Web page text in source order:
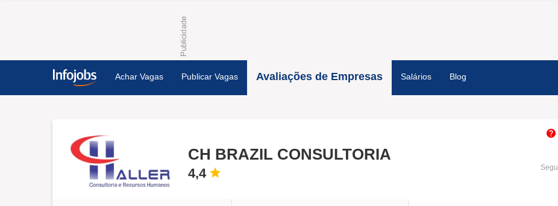
Achar Vagas Publicar Vagas Avaliações de Empresas Salários Blog
CH BRAZIL CONSULTORIA
4,4